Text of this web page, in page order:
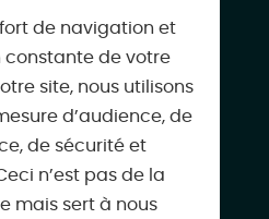
de navigation et
constante de votre
site, nous utilisons
d’audience, de
de sécurité et
n’est pas de la
mais sert à nous